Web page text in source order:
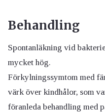
Behandling
Spontanläkning vid
mycket hög.
Förkylningssymtom med
värk över kindhålor, som
föranleda behandling med